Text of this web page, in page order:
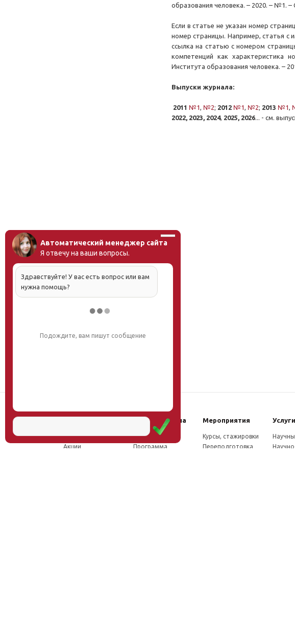
образования человека. – 2020. – №1.
Если в статье не указан номер
номер страницы. Например, статья с
ссылка на статью с номером
компетенций как характеристика
Института образования человека. –
Выпуски журнала:
2011 №1, №2; 2012 №1, №2; 2013 №1,
2022, 2023, 2024, 2025, 2026... - см.
Научная школа Мероприятия Услуги
Новости
Акции
Концепция
Программа
Курсы, стажировки
Переподготовка
Автоматический менеджер сайта
Я отвечу на ваши вопросы.
Здравствуйте! У вас есть вопрос или вам
нужна помощь?
Напишите, что вас интересует, и мы вам